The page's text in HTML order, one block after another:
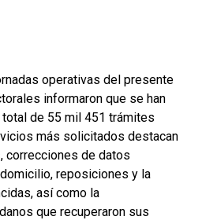
operativas del presente
informaron que se han
de 55 mil 451 trámites
más solicitados destacan
correcciones de datos
reposiciones y la
así como la
que recuperaron sus